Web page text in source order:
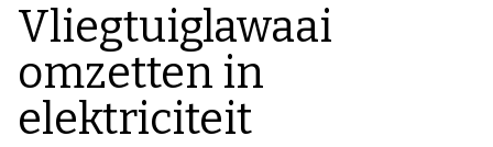
Vliegtuiglawaai
omzetten in
elektriciteit